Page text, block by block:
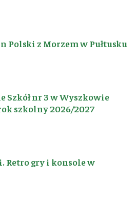
Polski z Morzem w Pułtusku
Szkół nr 3 w Wyszkowie
szkolny 2026/2027
Retro gry i konsole w
WYSZKOWSKI
ODKRYWAJ
turystyczne